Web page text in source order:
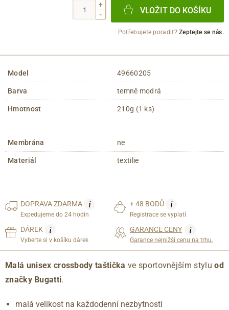
+
-
VLOŽIT DO KOŠÍKU
Potřebujete poradit?Zeptejte se nás.
Model 49660205
Barva temně modrá
Hmotnost 210g (1 ks)
Membrána ne
Materiál textilie
DOPRAVAZDARMA i
Expedujeme do 24 hodin
+ 48 BODŮ i
Registrace se vyplatí
DÁREK i
Vyberte si v košíku dárek
GARANCE CENY i
Garance nejnižší cenu na trhu.
Malá unisex crossbody taštička ve sportovnějším styluod
značky Bugatti.
malá velikost na každodenní nezbytnosti